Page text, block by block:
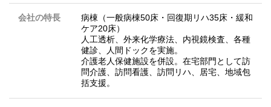
会社の特長
病棟（一般病棟50床・回復期リハ35床・緩和
ケア20床）
人工透析、外来化学療法、内視鏡検査、各種
健診、人間ドックを実施。
介護老人保健施設を併設。在宅部門として訪
問介護、訪問看護、訪問リハ、居宅、地域包
括支援。